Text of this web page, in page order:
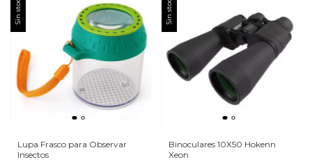
Sin stock
Lupa Frasco para Observar
Insectos
Sin stock
Binoculares 10X50 Hokenn
Xeon